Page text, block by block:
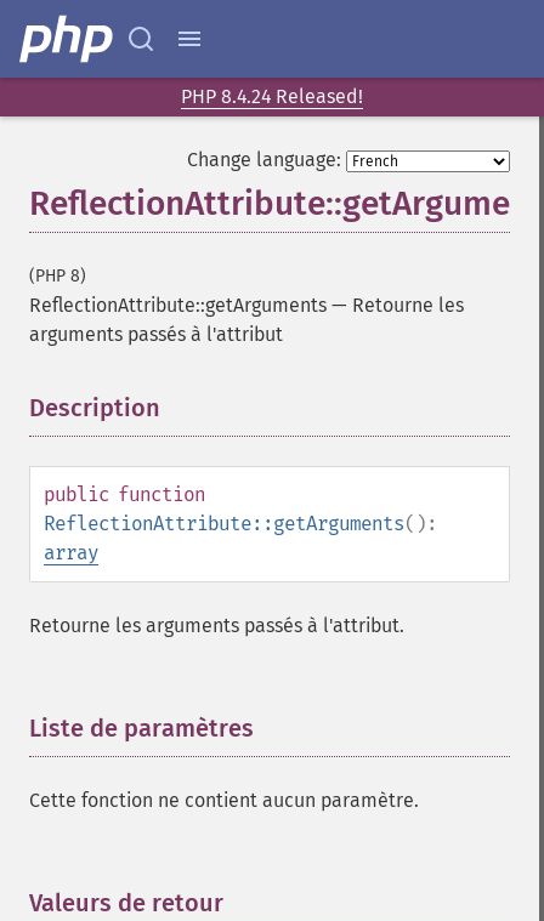
PHP 8.4.24 Released!
Change language:
(PHP 8)
ReflectionAttribute::getArguments — Retourne les
arguments passés à l'attribut
Description
public function
ReflectionAttribute::getArguments():
array
Retourne les arguments passés à l'attribut.
Liste de paramètres
Cette fonction ne contient aucun paramètre.
Valeurs de retour